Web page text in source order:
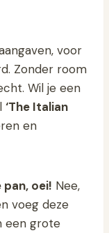
voor
Zonder room
Wil je een
‘The Italian
en
oei! Nee,
voeg deze
een grote